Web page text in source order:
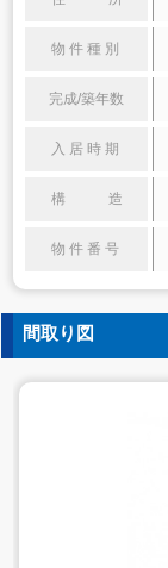
物件種別
完成/築年数
入居時期
構 造
物件番号
間取り図